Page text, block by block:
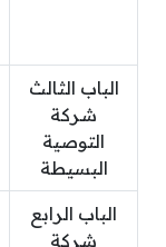
الباب الثالث
شركة
التوصية
البسيطة
الباب الرابع
شركة